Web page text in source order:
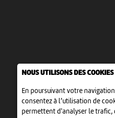
NOUS UTILISONS DES COOKIES
En poursuivant votre
consentez à l’utilisation de
permettent d'analyser le trafic,